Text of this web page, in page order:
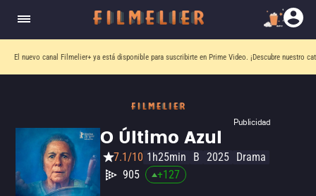
El nuevo canal Filmelier+ ya está disponible para suscribirte en Prime Video. ¡Descubre nuestro
Publicidad
O Último Azul
7.1/10 1h25min B 2025 Drama
905
+127